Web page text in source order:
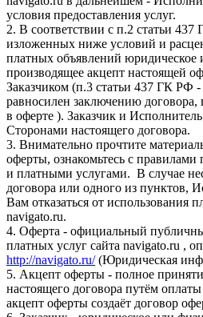
условия предоставления услуг.
2. В соответствии с п.2 статьи
изложенных ниже условий и
платных объявлений юридическое
производящее акцепт настоящей
Заказчиком (п.3 статьи 437 ГК РФ
равносилен заключению
в оферте ). Заказчик и
Сторонами настоящего договора.
3. Внимательно прочтите
оферты, ознакомьтесь с правилами
и платными услугами. В случае
договора или одного из пунктов,
Вам отказаться от использования
navigato.ru.
4. Оферта - официальный
платных услуг сайта navigato.ru ,
http://navigato.ru/(Юридическая
5. Акцепт оферты - полное
настоящего договора путём
акцепт оферты создаёт договор